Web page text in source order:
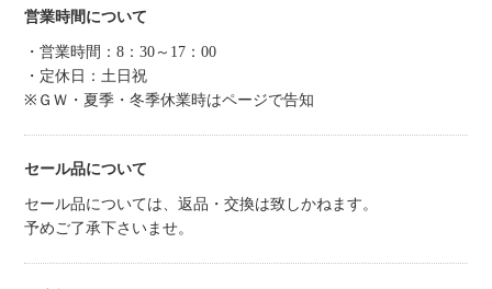
営業時間について
・営業時間：8：30～17：00
・定休日：土日祝
※ＧＷ・夏季・冬季休業時はページで告知
セール品について
セール品については、返品・交換は致しかねます。
予めご了承下さいませ。